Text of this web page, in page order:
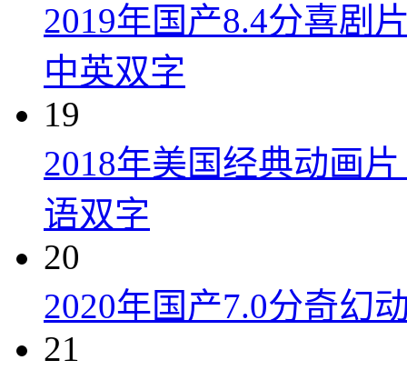
2019年国产8.4分喜剧
中英双字
19
2018年美国经典动画
语双字
20
2020年国产7.0分奇幻
21